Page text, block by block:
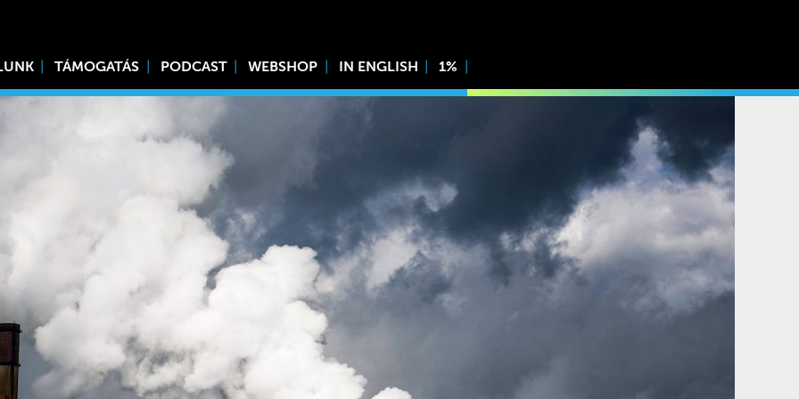
TÁMOGATÁS PODCAST WEBSHOP IN ENGLISH 1%